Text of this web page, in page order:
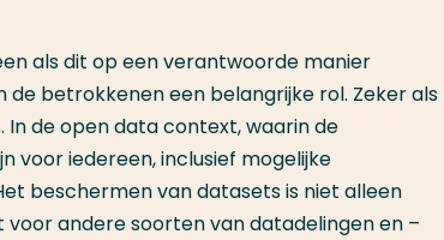
als dit op een verantwoorde manier
betrokkenen een belangrijke rol. Zeker als
de open data context, waarin de
voor iedereen, inclusief mogelijke
beschermen van datasets is niet alleen
andere soorten van datadelingen en –